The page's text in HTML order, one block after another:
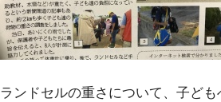
ランドセルの重さについて、子ど